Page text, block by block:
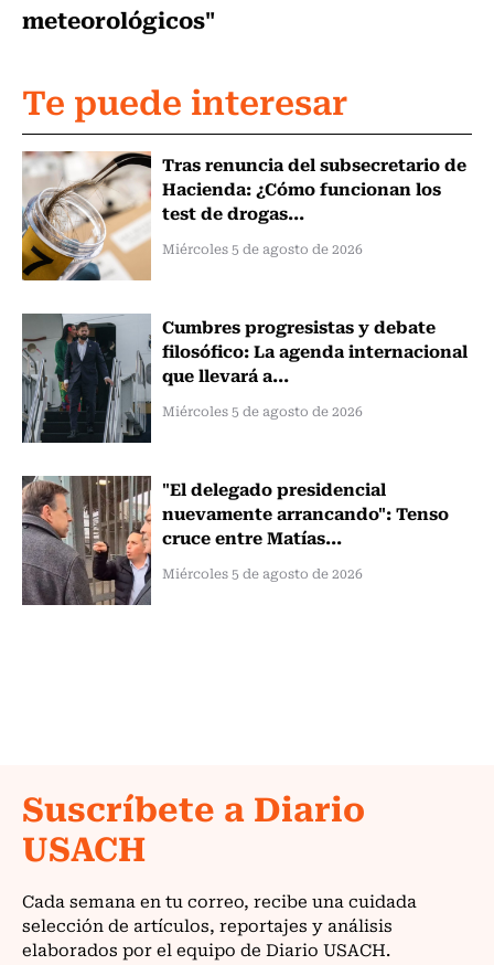
meteorológicos"
Te puede interesar
Tras renuncia del subsecretario de
Hacienda: ¿Cómo funcionan los
test de drogas...
Miércoles 5 de agosto de 2026
Cumbres progresistas y debate
filosófico: La agenda internacional
que llevará a...
Miércoles 5 de agosto de 2026
"El delegado presidencial
nuevamente arrancando": Tenso
cruce entre Matías...
Miércoles 5 de agosto de 2026